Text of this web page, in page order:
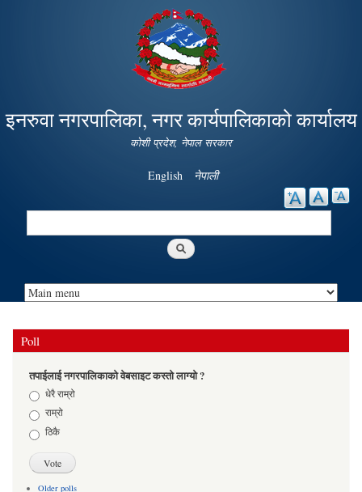
Skip to
main
content
इनरुवा नगरपालिका, नगर कार्यपालिकाको कार्यालय
कोशी प्रदेश, नेपाल सरकार
English नेपाली
Search
Poll
तपाईलाई नगरपालिकाको वेबसाइट कस्तो लाग्यो ?
Choicesधेरै राम्रो
राम्रो
ठिकै
Older polls